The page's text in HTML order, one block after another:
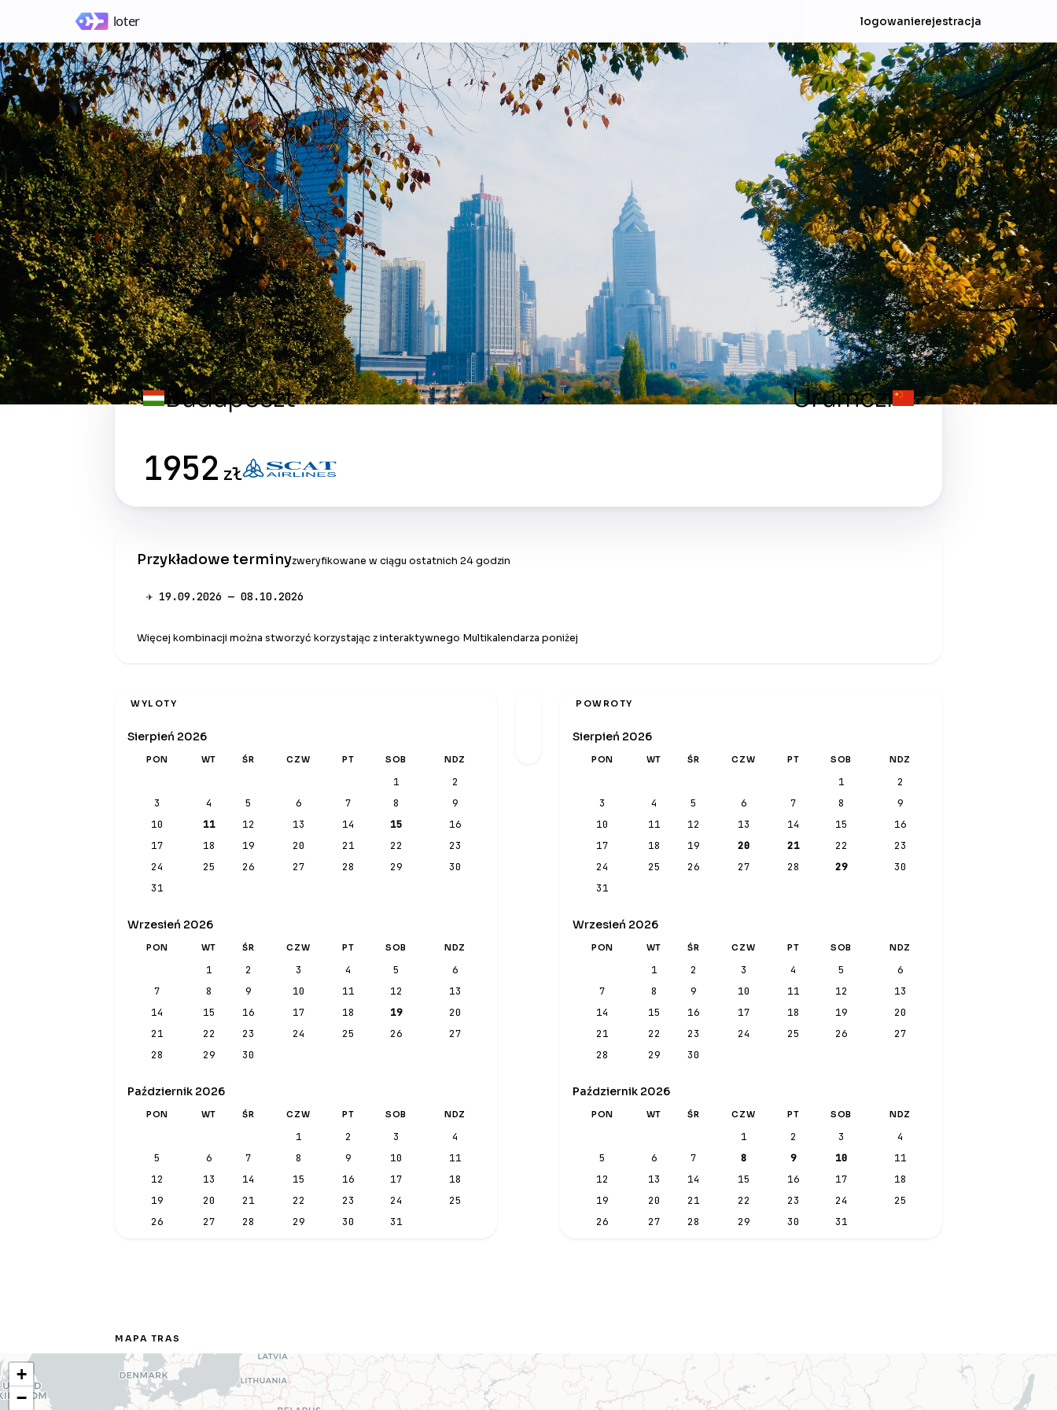
logowanierejestracja
Budapeszt ✈ Urumczi
1952 zł
Przykładowe terminyzweryfikowane w ciągu ostatnich 24 godzin
✈ 19.09.2026 — 08.10.2026
Więcej kombinacji można stworzyć korzystając z interaktywnego Multikalendarza poniżej
WYLOTY
Sierpień 2026
PON WT ŚR CZW PT SOB NDZ
1
2
3
4 5 6 7 8
9
10
11 12 13 14 15
16
17
18 19 20 21 22
23
24
25 26 27 28 29
30
31
Wrzesień 2026
PON WT ŚR CZW PT SOB NDZ
1 2 3 4 5
6
7
8 9 10 11 12
13
14
15 16 17 18 19
20
21
22 23 24 25 26
27
28
29 30
Październik 2026
PON WT ŚR CZW PT SOB NDZ
1 2 3
4
5
6 7 8 9 10
11
12
13 14 15 16 17
18
19
20 21 22 23 24
25
26
27 28 29 30 31
POWROTY
Sierpień 2026
PON WT ŚR CZW PT SOB NDZ
1
2
3
4 5 6 7 8
9
10
11 12 13 14 15
16
17
18 19 20 21 22
23
24
25 26 27 28 29
30
31
Wrzesień 2026
PON WT ŚR CZW PT SOB NDZ
1 2 3 4 5
6
7
8 9 10 11 12
13
14
15 16 17 18 19
20
21
22 23 24 25 26
27
28
29 30
Październik 2026
PON WT ŚR CZW PT SOB NDZ
1 2 3
4
5
6 7 8 9 10
11
12
13 14 15 16 17
18
19
20 21 22 23 24
25
26
27 28 29 30 31
MAPA TRAS
+
−